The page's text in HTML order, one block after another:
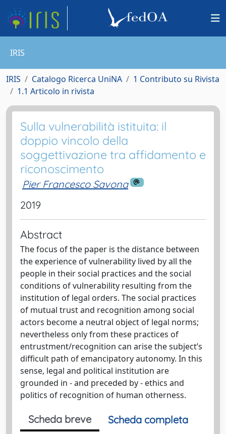
IRIS
IRIS Catalogo Ricerca UniNA
1 Contributo su Rivista
1.1 Articolo in rivista
Sulla vulnerabilità istituita: il
doppio vincolo della
soggettivazione tra affidamento e
riconoscimento
Pier Francesco Savona
2019
Abstract
The focus of the paper is the distance between
the experience of vulnerability lived by all the
people in their social practices and the social
conditions of vulnerability resulting from the
institution of legal orders. The social practices
of mutual trust and recognition among social
actors become a neutral object of legal norms;
nevertheless only from these practices of
entrustment/recognition can arise the subject’s
difficult path of emancipatory autonomy. In this
sense, legal and political institution are
grounded in - and preceded by - ethics and
politics of recognition of human otherness.
Scheda breve
Scheda completa